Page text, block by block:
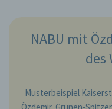
NABU mit
des
Musterbeispiel